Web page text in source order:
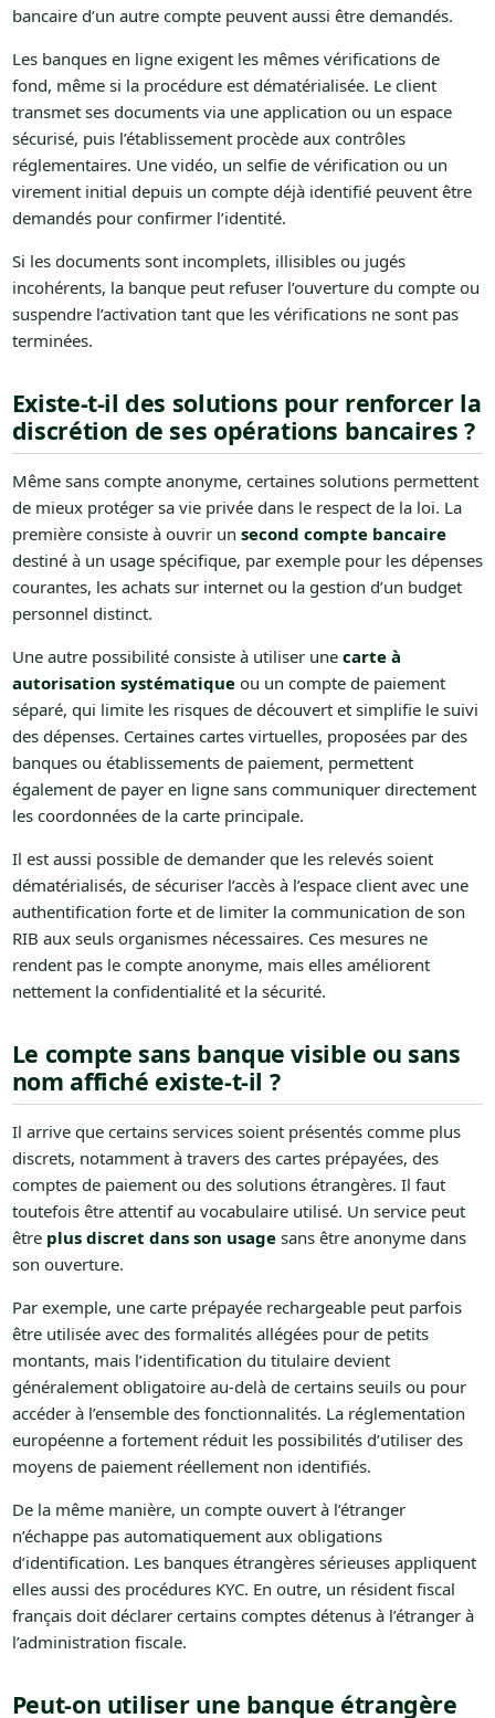
bancaire d’un autre compte peuvent aussi être demandés.
Les banques en ligne exigent les mêmes vérifications de
fond, même si la procédure est dématérialisée. Le client
transmet ses documents via une application ou un espace
sécurisé, puis l’établissement procède aux contrôles
réglementaires. Une vidéo, un selfie de vérification ou un
virement initial depuis un compte déjà identifié peuvent être
demandés pour confirmer l’identité.
Si les documents sont incomplets, illisibles ou jugés
incohérents, la banque peut refuser l’ouverture du compte ou
suspendre l’activation tant que les vérifications ne sont pas
terminées.
Existe-t-il des solutions pour renforcer la
discrétion de ses opérations bancaires ?
Même sans compte anonyme, certaines solutions permettent
de mieux protéger sa vie privée dans le respect de la loi. La
première consiste à ouvrir un second compte bancaire
destiné à un usage spécifique, par exemple pour les dépenses
courantes, les achats sur internet ou la gestion d’un budget
personnel distinct.
Une autre possibilité consiste à utiliser une carte à
autorisation systématiqueou un compte de paiement
séparé, qui limite les risques de découvert et simplifie le suivi
des dépenses. Certaines cartes virtuelles, proposées par des
banques ou établissements de paiement, permettent
également de payer en ligne sans communiquer directement
les coordonnées de la carte principale.
Il est aussi possible de demander que les relevés soient
dématérialisés, de sécuriser l’accès à l’espace client avec une
authentification forte et de limiter la communication de son
RIB aux seuls organismes nécessaires. Ces mesures ne
rendent pas le compte anonyme, mais elles améliorent
nettement la confidentialité et la sécurité.
Le compte sans banque visible ou sans
nom affiché existe-t-il ?
Il arrive que certains services soient présentés comme plus
discrets, notamment à travers des cartes prépayées, des
comptes de paiement ou des solutions étrangères. Il faut
toutefois être attentif au vocabulaire utilisé. Un service peut
être plus discret dans son usagesans être anonyme dans
son ouverture.
Par exemple, une carte prépayée rechargeable peut parfois
être utilisée avec des formalités allégées pour de petits
montants, mais l’identification du titulaire devient
généralement obligatoire au-delà de certains seuils ou pour
accéder à l’ensemble des fonctionnalités. La réglementation
européenne a fortement réduit les possibilités d’utiliser des
moyens de paiement réellement non identifiés.
De la même manière, un compte ouvert à l’étranger
n’échappe pas automatiquement aux obligations
d’identification. Les banques étrangères sérieuses appliquent
elles aussi des procédures KYC. En outre, un résident fiscal
français doit déclarer certains comptes détenus à l’étranger à
l’administration fiscale.
Peut-on utiliser une banque étrangère